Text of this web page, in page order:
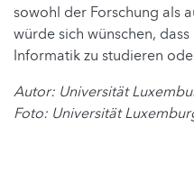
sowohl der Forschung als
würde sich wünschen,
Informatik zu studieren
Autor: Universität
Foto: Universität